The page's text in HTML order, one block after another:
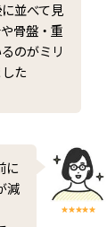
並べて見
骨盤・重
のがミリ
た
に
減